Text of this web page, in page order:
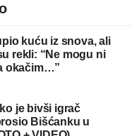
kuću iz snova, ali
rekli: “Ne mogu ni
okačim…”
je bivši igrač
Bišćanku u